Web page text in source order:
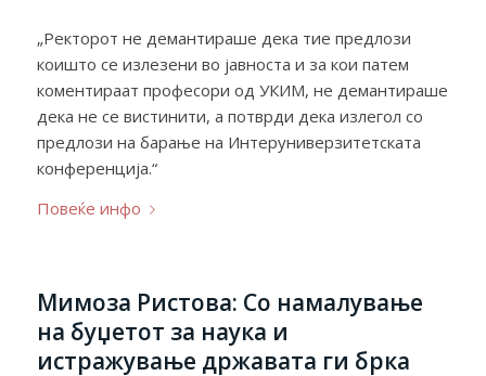
„Ректорот не демантираше дека тие предлози
коишто се излезени во јавноста и за кои патем
коментираат професори од УКИМ, не демантираше
дека не се вистинити, а потврди дека излегол со
предлози на барање на Интеруниверзитетската
конференција.“
Повеќе инфо
Мимоза Ристова: Со намалување
на буџетот за наука и
истражување државата ги брка